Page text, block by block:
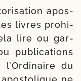
apos­
livres pro­hi­
lire ou gar­
publi­ca­tions
du